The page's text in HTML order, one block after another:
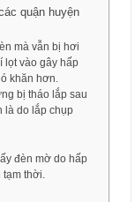
quận huyện
mà vẫn bị hơi
lọt vào gây hấp
khăn hơn.
bị tháo lắp sau
là do lắp chụp
đèn mờ do hấp
thời.